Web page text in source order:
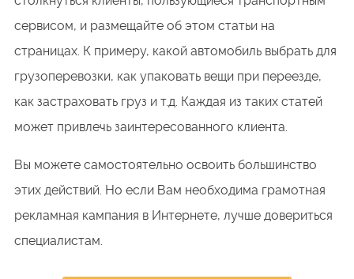
сервисом, и размещайте об этом статьи на
страницах. К примеру, какой автомобиль выбрать для
грузоперевозки, как упаковать вещи при переезде,
как застраховать груз и т.д. Каждая из таких статей
может привлечь заинтересованного клиента.
Вы можете самостоятельно освоить большинство
этих действий. Но если Вам необходима грамотная
рекламная кампания в Интернете, лучше довериться
специалистам.